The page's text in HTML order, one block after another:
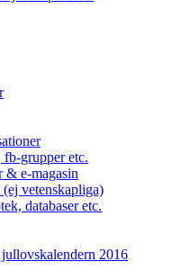
fb-grupper etc.
& e-magasin
vetenskapliga)
databaser etc.
2016